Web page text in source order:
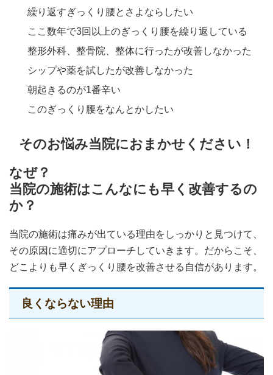
繰り返すぎっくり腰とさよならしたい
ここ数年で3回以上のぎっくり腰を繰り返している
整形外科、整骨院、整体に行ったが改善しなかった
シップや薬を試したが改善しなかった
朝起きるのが1番辛い
このぎっくり腰をなんとかしたい
そのお悩み当院におまかせください！
なぜ？
当院の施術はこんなにも早く改善するの
か？
当院の施術は痛みが出ている理由をしっかりと見つけて、
その原因に適切にアプローチしていきます。だからこそ、
どこよりも早くぎっくり腰を改善させる自信があります。
良くならない理由